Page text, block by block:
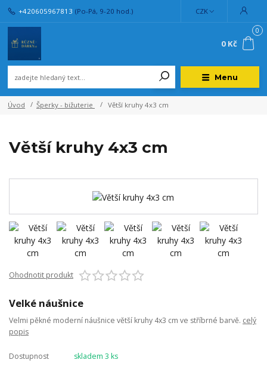
Menu
CZK
+420605967813 (Po-Pá, 9-20 hod.)
0
0 Kč
Úvod Šperky - bižuterie Větší kruhy 4x3 cm
Větší kruhy 4x3 cm
Ohodnotit produkt
Velké náušnice
Velmi pěkné moderní náušnice větší kruhy 4x3 cm ve stříbrné barvě. celý
popis
Dostupnost skladem 3 ks